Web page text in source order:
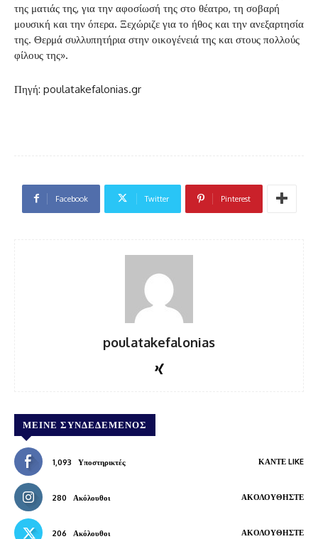
της ματιάς της, για την αφοσίωσή της στο θέατρο, τη σοβαρή
μουσική και την όπερα. Ξεχώριζε για το ήθος και την ανεξαρτησία
της. Θερμά συλλυπητήρια στην οικογένειά της και στους πολλούς
φίλους της».
Πηγή: poulatakefalonias.gr
Facebook Twitter Pinterest
poulatakefalonias
ΜΕΊΝΕ ΣΥΝΔΕΔΕΜΈΝΟΣ
1,093 Υποστηρικτές ΚΆΝΤΕ LIKE
280 Ακόλουθοι ΑΚΟΛΟΥΘΉΣΤΕ
206 Ακόλουθοι ΑΚΟΛΟΥΘΉΣΤΕ